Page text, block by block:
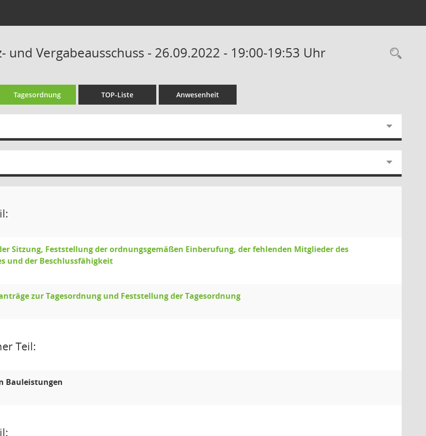
und Vergabeausschuss - 26.09.2022 - 19:00-19:53 Uhr
Tagesordnung TOP-Liste Anwesenheit
Sitzung, Feststellung der ordnungsgemäßen Einberufung, der fehlenden Mitglieder des
und der Beschlussfähigkeit
zur Tagesordnung und Feststellung der Tagesordnung
Teil:
Bauleistungen